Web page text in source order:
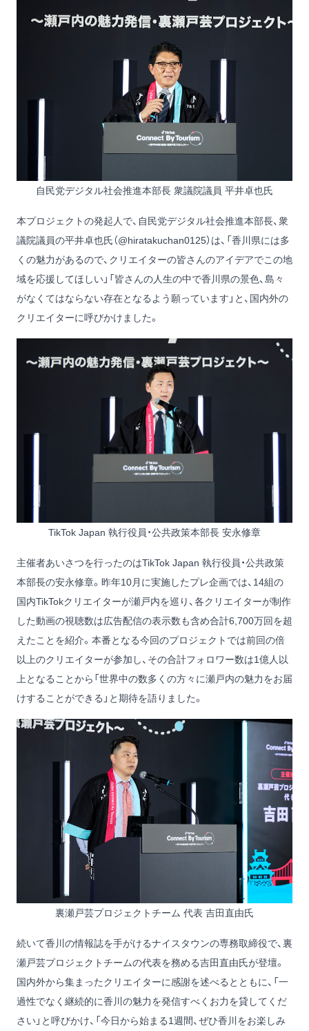
自民党デジタル社会推進本部長 衆議院議員 平井卓也氏
本プロジェクトの発起人で、自民党デジタル社会推進本部長、衆
議院議員の平井卓也氏（@hiratakuchan0125）は、「香川県には多
くの魅力があるので、クリエイターの皆さんのアイデアでこの地
域を応援してほしい」「皆さんの人生の中で香川県の景色、島々
がなくてはならない存在となるよう願っています」と、国内外の
クリエイターに呼びかけました。
TikTok Japan 執行役員・公共政策本部長 安永修章
主催者あいさつを行ったのはTikTok Japan 執行役員・公共政策
本部長の安永修章。昨年10月に実施したプレ企画では、14組の
国内TikTokクリエイターが瀬戸内を巡り、各クリエイターが制作
した動画の視聴数は広告配信の表示数も含め合計6,700万回を超
えたことを紹介。本番となる今回のプロジェクトでは前回の倍
以上のクリエイターが参加し、その合計フォロワー数は1億人以
上となることから「世界中の数多くの方々に瀬戸内の魅力をお届
けすることができる」と期待を語りました。
裏瀬戸芸プロジェクトチーム 代表 吉田直由氏
続いて香川の情報誌を手がけるナイスタウンの専務取締役で、裏
瀬戸芸プロジェクトチームの代表を務める吉田直由氏が登壇。
国内外から集まったクリエイターに感謝を述べるとともに、「一
過性でなく継続的に香川の魅力を発信すべくお力を貸してくだ
さい」と呼びかけ、「今日から始まる1週間、ぜひ香川をお楽しみ